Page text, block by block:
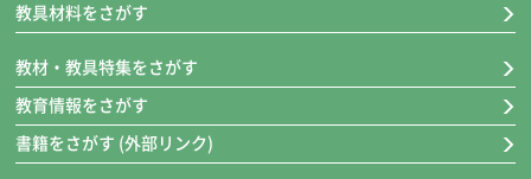
教具材料をさがす
教材・教具特集をさがす
教育情報をさがす
書籍をさがす (外部リンク)